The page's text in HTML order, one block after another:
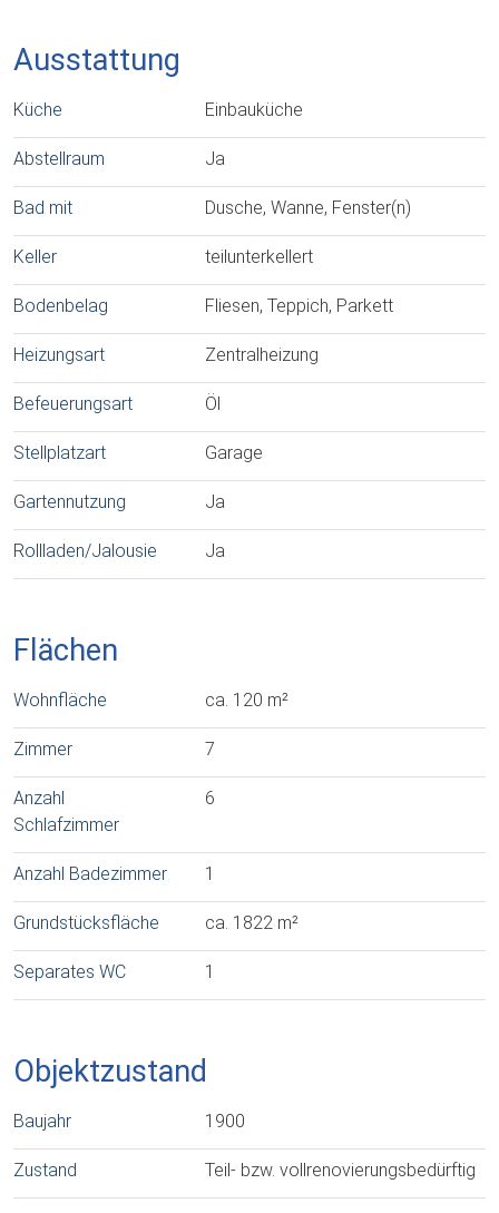
Ausstattung
Küche Einbauküche
Abstellraum Ja
Bad mit Dusche, Wanne, Fenster(n)
Keller teilunterkellert
Bodenbelag Fliesen, Teppich, Parkett
Heizungsart Zentralheizung
Befeuerungsart Öl
Stellplatzart Garage
Gartennutzung Ja
Rollladen/Jalousie Ja
Flächen
Wohnfläche ca. 120 m²
Zimmer 7
Anzahl
Schlafzimmer
6
Anzahl Badezimmer 1
Grundstücksfläche ca. 1822 m²
Separates WC 1
Objektzustand
Baujahr 1900
Zustand Teil- bzw. vollrenovierungsbedürftig